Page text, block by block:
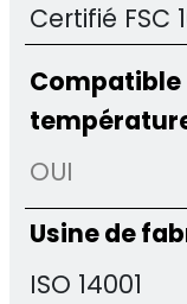
Certifié FSC
OUI
Usine de
ISO 14001